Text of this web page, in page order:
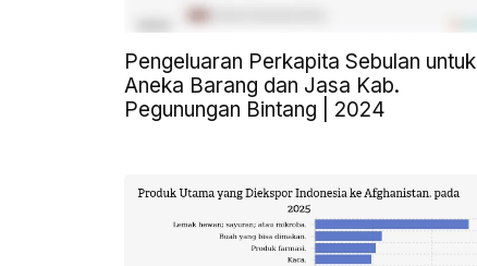
Pengeluaran Perkapita Sebulan untuk
Aneka Barang dan Jasa Kab.
Pegunungan Bintang | 2024